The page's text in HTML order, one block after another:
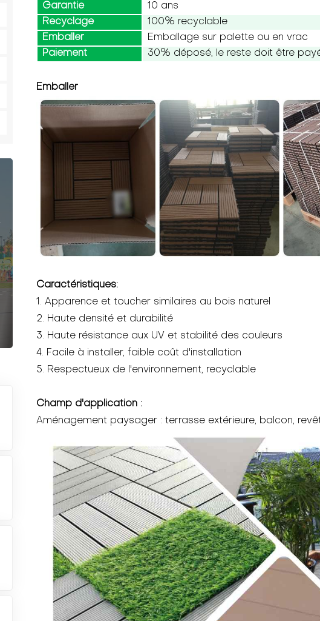
Garantie
10 ans
Recyclage
100% recyclable
Emballer
Emballage sur palette ou en vrac
Paiement
30% déposé, le reste doit être
Emballer
Caractéristiques:
1. Apparence et toucher similaires au bois naturel
2. Haute densité et durabilité
3. Haute résistance aux UV et stabilité des couleurs
4. Facile à installer, faible coût d'installation
5. Respectueux de l'environnement, recyclable
Champ d'application :
Aménagement paysager : terrasse extérieure, balcon,